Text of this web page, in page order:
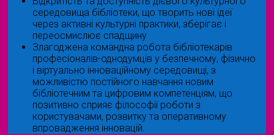
середовища бібліотеки, що творить нові ідеї
через активні культурні практики, зберігає і
переосмислює спадщину
Злагоджена командна робота бібліотекарів
професіоналів-однодумців у безпечному, фізично
і віртуально інноваційному середовищі, з
можливістю постійного навчання новим
бібліотечним та цифровим компетенціям, що
позитивно сприяє філософії роботи з
користувачами, розвитку та оперативному
впровадження інновацій.